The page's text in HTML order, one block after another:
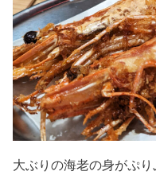
大ぶりの海老の身がぷり